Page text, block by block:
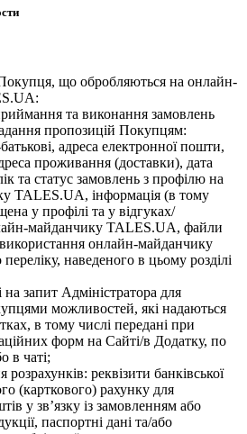
що обробляються на онлайн-
та виконання замовлень
пропозицій Покупцям:
адреса електронної пошти,
проживання (доставки), дата
та статус замовлень з профілю на
TALES.UA, інформація (в тому
у профілі та у відгуках/
майданчику TALES.UA, файли
онлайн-майданчику
наведеного в цьому розділі
на запит Адміністратора для
можливостей, які надаються
в тому числі передані при
форм на Сайті/в Додатку, по
в чаті;
розрахунків: реквізити банківської
(карткового) рахунку для
у зв’язку із замовленням або
паспортні дані та/або